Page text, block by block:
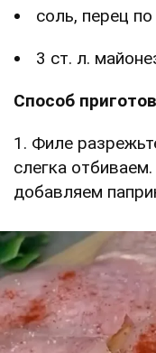
соль, перец по
3 ст. л.
Способ
1. Филе
слегка
добавляем